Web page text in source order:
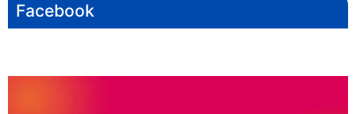
Facebook